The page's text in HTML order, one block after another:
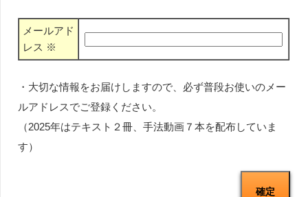
メールアド
レス ※
・大切な情報をお届けしますので、必ず普段お使いのメー
ルアドレスでご登録ください。
（2025年はテキスト２冊、手法動画７本を配布していま
す）